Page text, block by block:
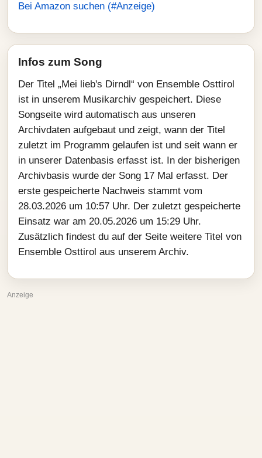
Bei Amazon suchen (#Anzeige)
Infos zum Song
Der Titel „Mei lieb's Dirndl“ von Ensemble Osttirol
ist in unserem Musikarchiv gespeichert. Diese
Songseite wird automatisch aus unseren
Archivdaten aufgebaut und zeigt, wann der Titel
zuletzt im Programm gelaufen ist und seit wann er
in unserer Datenbasis erfasst ist. In der bisherigen
Archivbasis wurde der Song 17 Mal erfasst. Der
erste gespeicherte Nachweis stammt vom
28.03.2026 um 10:57 Uhr. Der zuletzt gespeicherte
Einsatz war am 20.05.2026 um 15:29 Uhr.
Zusätzlich findest du auf der Seite weitere Titel von
Ensemble Osttirol aus unserem Archiv.
Anzeige